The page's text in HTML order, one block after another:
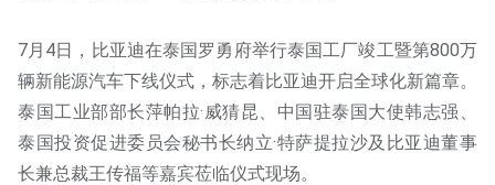
7月4日，比亚迪在泰国罗勇府举行泰国工厂竣工暨第800万
辆新能源汽车下线仪式，标志着比亚迪开启全球化新篇章。
泰国工业部部长萍帕拉·威猜昆、中国驻泰国大使韩志强、
泰国投资促进委员会秘书长纳立·特萨提拉沙及比亚迪董事
长兼总裁王传福等嘉宾莅临仪式现场。